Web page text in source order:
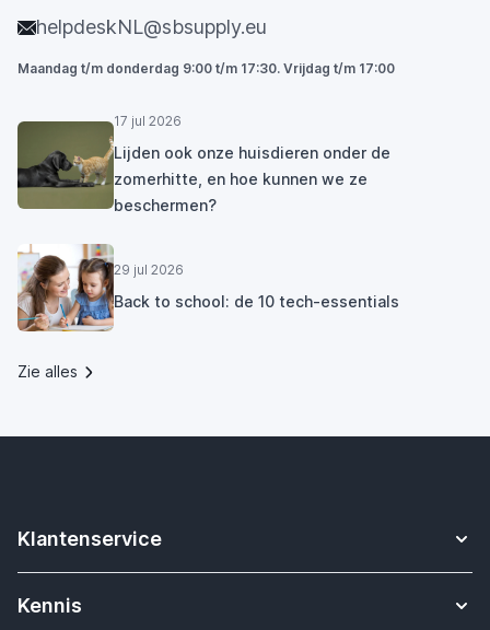
helpdeskNL@sbsupply.eu
Maandag t/m donderdag 9:00 t/m 17:30. Vrijdag t/m 17:00
17 jul 2026
Lijden ook onze huisdieren onder de
zomerhitte, en hoe kunnen we ze
beschermen?
29 jul 2026
Back to school: de 10 tech-essentials
Zie alles
Klantenservice
Contact
Kennis